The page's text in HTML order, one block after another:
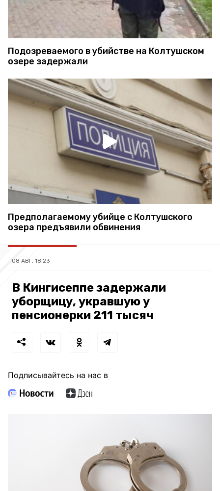
Подозреваемого в убийстве на Колтушском
озере задержали
Предполагаемому убийце с Колтушского
озера предъявили обвинения
08 АВГ, 18:23
В Кингисеппе задержали
уборщицу, укравшую у
пенсионерки 211 тысяч
Подписывайтесь на нас в